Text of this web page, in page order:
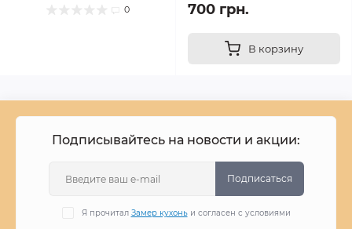
0 700 грн.
В корзину
Подписывайтесь на новости и акции:
Подписаться
Я прочитал Замер кухоньи согласен с условиями